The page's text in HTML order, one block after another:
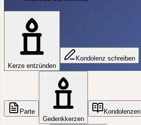
Kerze entzünden
Kondolenz schreiben
Parte
Gedenkkerzen
Kondolenzen